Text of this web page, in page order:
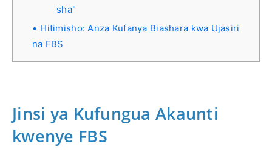
sha"
Hitimisho: Anza Kufanya Biashara kwa Ujasiri
na FBS
Jinsi ya Kufungua Akaunti
kwenye FBS